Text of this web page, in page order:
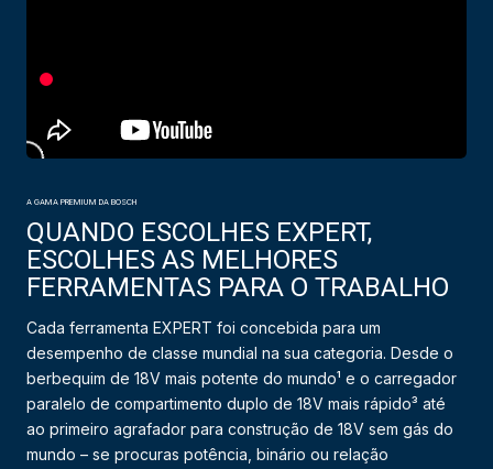
A GAMA PREMIUM DA BOSCH
QUANDO ESCOLHES EXPERT,
ESCOLHES AS MELHORES
FERRAMENTAS PARA O TRABALHO
Cada ferramenta EXPERT foi concebida para um
desempenho de classe mundial na sua categoria. Desde o
berbequim de 18V mais potente do mundo¹ e o carregador
paralelo de compartimento duplo de 18V mais rápido³ até
ao primeiro agrafador para construção de 18V sem gás do
mundo – se procuras potência, binário ou relação